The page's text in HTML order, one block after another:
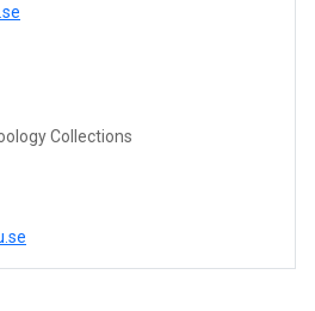
Collections